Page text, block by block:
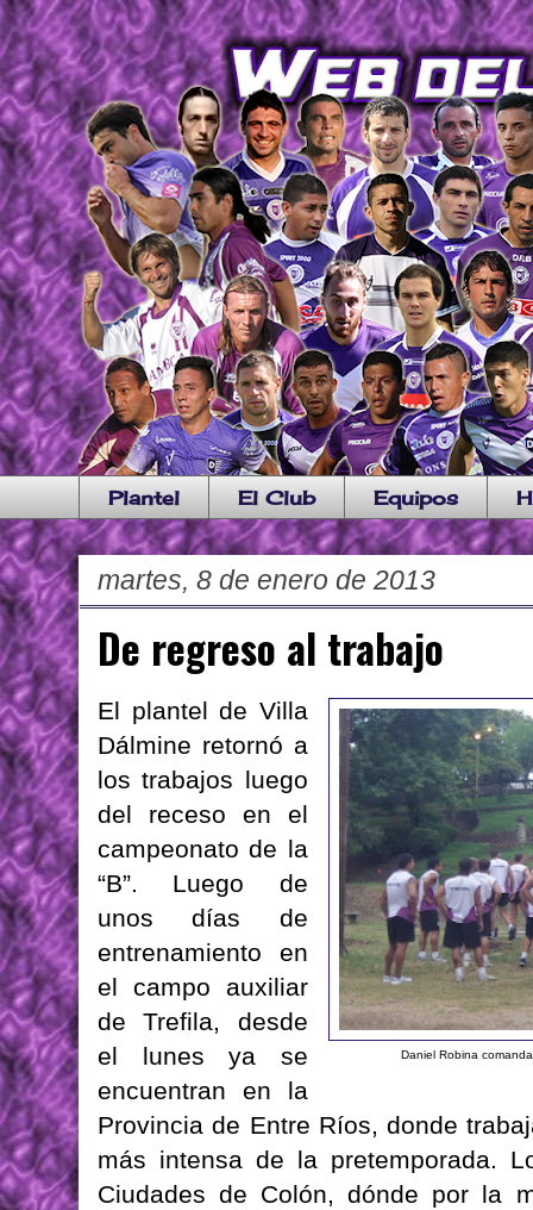
Plantel El Club Equipos
martes, 8 de enero de 2013
De regreso al trabajo
Daniel Robina
El plantel de Villa
Dálmine retornó a
los trabajos luego
del receso en el
campeonato de la
“B”. Luego de
unos días de
entrenamiento en
el campo auxiliar
de Trefila, desde
el lunes ya se
encuentran en la
Provincia de Entre Ríos, donde
más intensa de la pretemporada.
Ciudades de Colón, dónde por la